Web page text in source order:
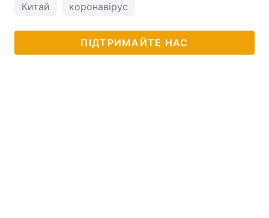
Китай коронавірус
ПІДТРИМАЙТЕ НАС